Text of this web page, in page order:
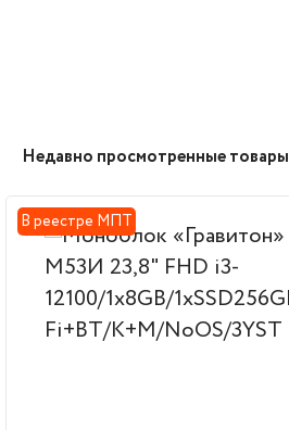
Недавно просмотренные товары
В реестре МПТ